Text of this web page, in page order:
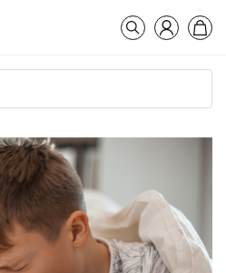
Vyhledávání
Přihlášení
Košík